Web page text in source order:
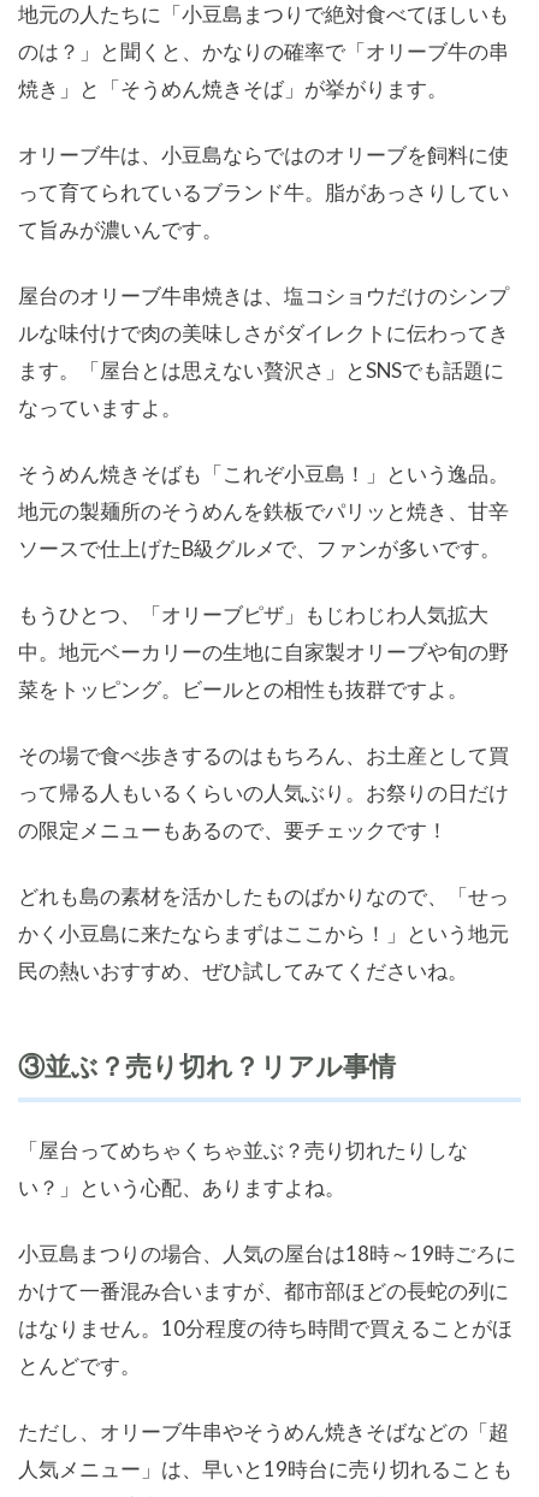
地元の人たちに「小豆島まつりで絶対食べてほしいも
のは？」と聞くと、かなりの確率で「オリーブ牛の串
焼き」と「そうめん焼きそば」が挙がります。
オリーブ牛は、小豆島ならではのオリーブを飼料に使
って育てられているブランド牛。脂があっさりしてい
て旨みが濃いんです。
屋台のオリーブ牛串焼きは、塩コショウだけのシンプ
ルな味付けで肉の美味しさがダイレクトに伝わってき
ます。「屋台とは思えない贅沢さ」とSNSでも話題に
なっていますよ。
そうめん焼きそばも「これぞ小豆島！」という逸品。
地元の製麺所のそうめんを鉄板でパリッと焼き、甘辛
ソースで仕上げたB級グルメで、ファンが多いです。
もうひとつ、「オリーブピザ」もじわじわ人気拡大
中。地元ベーカリーの生地に自家製オリーブや旬の野
菜をトッピング。ビールとの相性も抜群ですよ。
その場で食べ歩きするのはもちろん、お土産として買
って帰る人もいるくらいの人気ぶり。お祭りの日だけ
の限定メニューもあるので、要チェックです！
どれも島の素材を活かしたものばかりなので、「せっ
かく小豆島に来たならまずはここから！」という地元
民の熱いおすすめ、ぜひ試してみてくださいね。
③並ぶ？売り切れ？リアル事情
「屋台ってめちゃくちゃ並ぶ？売り切れたりしな
い？」という心配、ありますよね。
小豆島まつりの場合、人気の屋台は18時～19時ごろに
かけて一番混み合いますが、都市部ほどの長蛇の列に
はなりません。10分程度の待ち時間で買えることがほ
とんどです。
ただし、オリーブ牛串やそうめん焼きそばなどの「超
人気メニュー」は、早いと19時台に売り切れることも